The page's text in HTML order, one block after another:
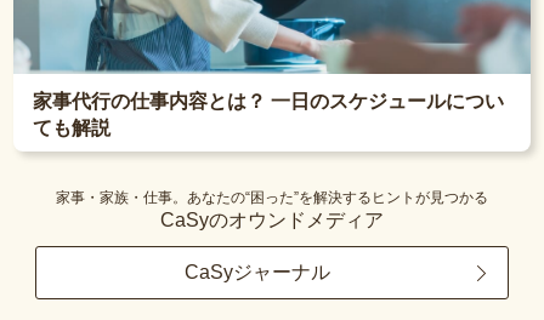
家事代行の仕事内容とは？ 一日のスケジュールについ
ても解説
家事・家族・仕事。あなたの“困った”を解決するヒントが見つかる
CaSyのオウンドメディア
CaSyジャーナル